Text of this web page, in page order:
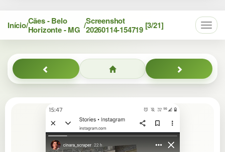
Início/Cães - Belo
Horizonte - MG /Screenshot
20260114-154719 [3/21]